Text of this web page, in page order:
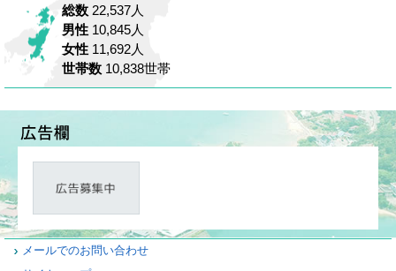
総数 22,537人
男性 10,845人
女性 11,692人
世帯数 10,838世帯
メールでのお問い合わせ